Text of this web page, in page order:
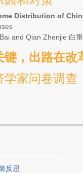
Distribution of
and Qian Zhenjie 白
键，出路在改
学家问卷调查
反思